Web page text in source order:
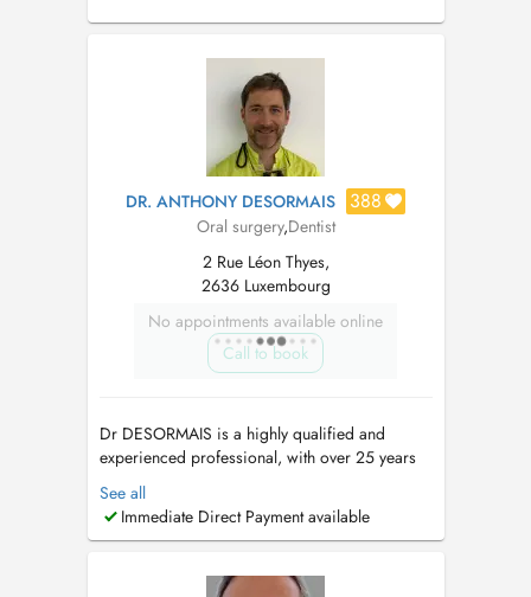
DR. ANTHONY DESORMAIS 388
Oral surgery,Dentist
2 Rue Léon Thyes,
2636 Luxembourg
No appointments available online
Call to book
Dr DESORMAIS is a highly qualified and
experienced professional, with over 25 years
of Dental Experience, spanning 4 continents.
(Europe, Asia, Africa, America). Ancien
Praticien hospitalier. These en parodontologie-
implantologie depuis 2002. Contacter ...
See all
Immediate Direct Payment available